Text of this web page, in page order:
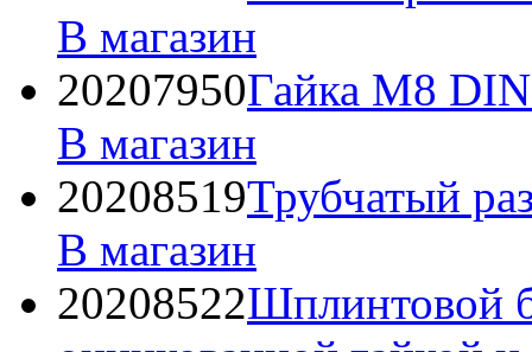
В магазин
20207950Гайка М8 DIN
В магазин
20208519Трубчатый
В магазин
20208522Шплинтовой